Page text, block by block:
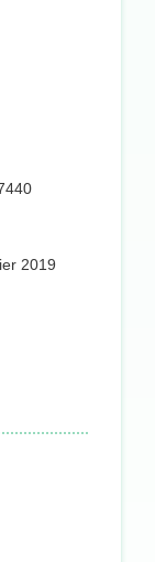
2019